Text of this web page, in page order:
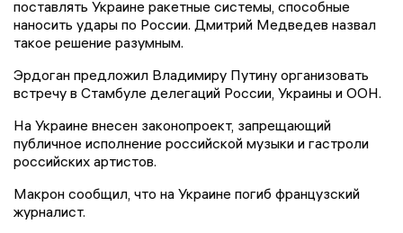
поставлять Украине ракетные системы, способные
наносить удары по России. Дмитрий Медведев назвал
такое решение разумным.
Эрдоган предложил Владимиру Путину организовать
встречу в Стамбуле делегаций России, Украины и ООН.
На Украине внесен законопроект, запрещающий
публичное исполнение российской музыки и гастроли
российских артистов.
Макрон сообщил, что на Украине погиб французский
журналист.